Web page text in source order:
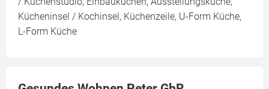
Kücheninsel / Kochinsel, Küchenzeile, U-Form Küche,
L-Form Küche